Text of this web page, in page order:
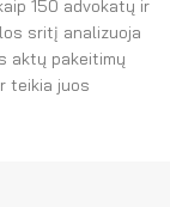
150 advokatų ir
sritį analizuoja
aktų pakeitimų
teikia juos